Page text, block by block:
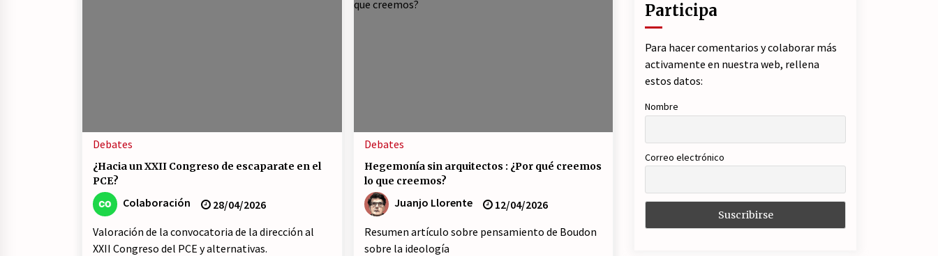
Debates
¿Hacia un XXII Congreso de escaparate en el
PCE?
Colaboración
28/04/2026
Valoración de la convocatoria de la dirección al
XXII Congreso del PCE y alternativas.
Debates
Hegemonía sin arquitectos : ¿Por qué creemos
lo que creemos?
Juanjo Llorente
12/04/2026
Resumen artículo sobre pensamiento de Boudon
sobre la ideología
Participa
Para hacer comentarios y colaborar más
activamente en nuestra web, rellena
estos datos:
Nombre
Correo electrónico